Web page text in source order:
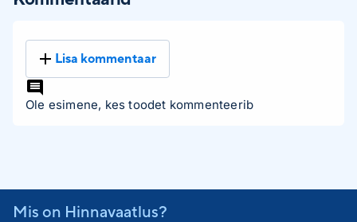
Lisa kommentaar
Ole esimene, kes toodet kommenteerib
Mis on Hinnavaatlus?